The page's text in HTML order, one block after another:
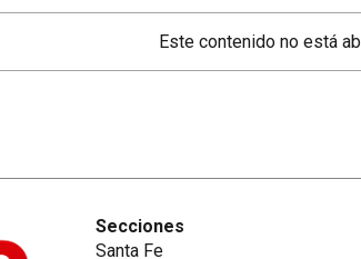
Este contenido no está
Secciones
Santa Fe